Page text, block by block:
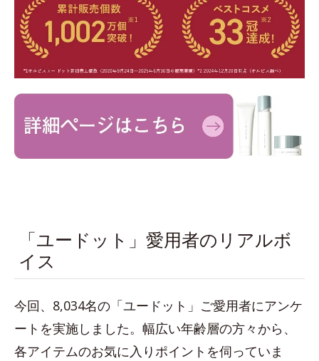
「ユードット」愛用者のリアルボ
イス
今回、8,034名の「ユードット」ご愛用者にアンケ
ートを実施しました。幅広い年齢層の方々から、
各アイテムのお気に入りポイントを伺っていま